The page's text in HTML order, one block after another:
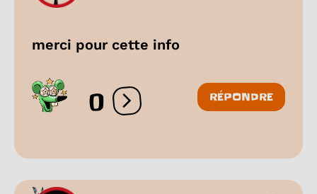
merci pour cette info
0 Ouvrir les réactions
RÉPONDRE